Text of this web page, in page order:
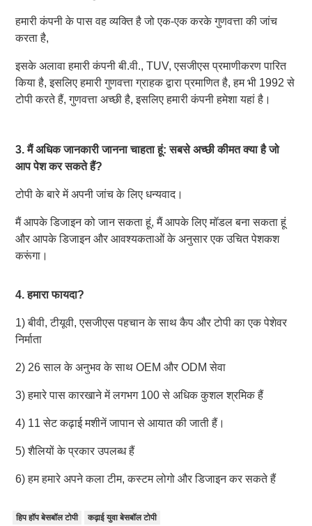
हमारी कंपनी के पास वह व्यक्ति है जो एक-एक करके गुणवत्ता की जांच
करता है,
इसके अलावा हमारी कंपनी बी.वी., TUV, एसजीएस प्रमाणीकरण पारित
किया है, इसलिए हमारी गुणवत्ता ग्राहक द्वारा प्रमाणित है, हम भी 1992 से
टोपी करते हैं, गुणवत्ता अच्छी है, इसलिए हमारी कंपनी हमेशा यहां है।
3. मैं अधिक जानकारी जानना चाहता हूं: सबसे अच्छी कीमत क्या है जो
आप पेश कर सकते हैं?
टोपी के बारे में अपनी जांच के लिए धन्यवाद।
मैं आपके डिजाइन को जान सकता हूं, मैं आपके लिए मॉडल बना सकता हूं
और आपके डिजाइन और आवश्यकताओं के अनुसार एक उचित पेशकश
करूंगा।
4. हमारा फायदा?
1) बीवी, टीयूवी, एसजीएस पहचान के साथ कैप और टोपी का एक पेशेवर
निर्माता
2) 26 साल के अनुभव के साथ OEM और ODM सेवा
3) हमारे पास कारखाने में लगभग 100 से अधिक कुशल श्रमिक हैं
4) 11 सेट कढ़ाई मशीनें जापान से आयात की जाती हैं।
5) शैलियों के प्रकार उपलब्ध हैं
6) हम हमारे अपने कला टीम, कस्टम लोगो और डिजाइन कर सकते हैं
हिप हॉप बेसबॉल टोपी
कढ़ाई युवा बेसबॉल टोपी